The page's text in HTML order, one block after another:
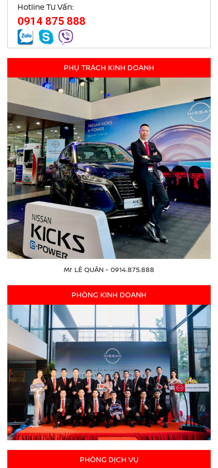
Hotline Tư Vấn:
0914 875 888
PHỤ TRÁCH KINH DOANH
Mr LÊ QUÂN - 0914.875.888
PHÒNG KINH DOANH
PHÒNG DỊCH VỤ